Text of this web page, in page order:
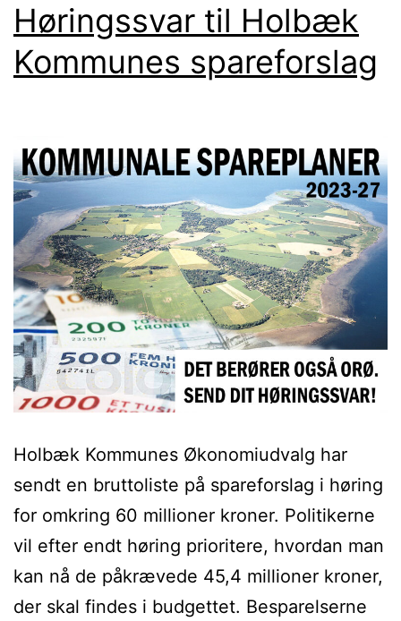
Høringssvar til Holbæk
Kommunes spareforslag
Holbæk Kommunes Økonomiudvalg har
sendt en bruttoliste på spareforslag i høring
for omkring 60 millioner kroner. Politikerne
vil efter endt høring prioritere, hvordan man
kan nå de påkrævede 45,4 millioner kroner,
der skal findes i budgettet. Besparelserne